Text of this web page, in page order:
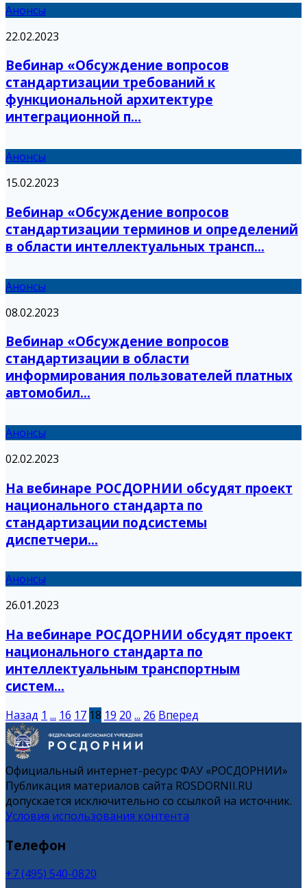
Анонсы
22.02.2023
Вебинар «Обсуждение вопросов
стандартизации требований к
функциональной архитектуре
интеграционной п...
Анонсы
15.02.2023
Вебинар «Обсуждение вопросов
стандартизации терминов и определений
в области интеллектуальных трансп...
Анонсы
08.02.2023
Вебинар «Обсуждение вопросов
стандартизации в области
информирования пользователей платных
автомобил...
Анонсы
02.02.2023
На вебинаре РОСДОРНИИ обсудят проект
национального стандарта по
стандартизации подсистемы
диспетчери...
Анонсы
26.01.2023
На вебинаре РОСДОРНИИ обсудят проект
национального стандарта по
интеллектуальным транспортным
систем...
Назад 1 ... 16 17 18 19 20 ... 26 Вперед
Официальный интернет-ресурс ФАУ «РОСДОРНИИ»
Публикация материалов сайта ROSDORNII.RU
допускается исключительно со ссылкой на источник.
Условия использования контента
Телефон
+7 (495) 540-0820